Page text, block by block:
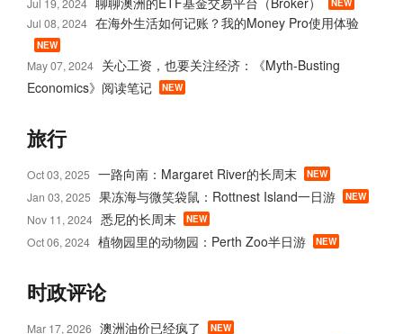
NEW
Jul 08, 2024 在海外生活如何记账？我的Money Pro使用体验
NEW
May 07, 2024 关心工资，也要关注经济：《Myth-Busting
Economics》阅读笔记
NEW
旅行
Oct 03, 2025 一路向南：Margaret River的长周末 NEW
Jan 03, 2025 果冻海与微笑袋鼠：Rottnest Island一日游 NEW
Nov 11, 2024 悉尼的长周末 NEW
Oct 06, 2024 植物园里的动物园：Perth Zoo半日游 NEW
时政评论
Mar 17, 2026 澳洲油价已经疯了 NEW